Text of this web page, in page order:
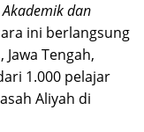
dan
ini berlangsung
Tengah,
1.000 pelajar
Aliyah di